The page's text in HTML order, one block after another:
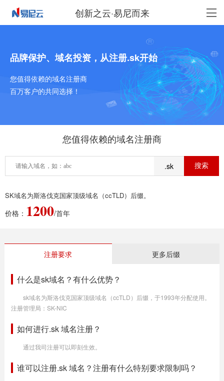
创新之云·易尼而来
品牌保护、域名投资，从注册.sk开始
您值得依赖的域名注册商
百万客户的共同选择！
您值得依赖的域名注册商
.sk
SK域名为斯洛伐克国家顶级域名（ccTLD）后缀。
价格： 1200/首年
注册要求 更多后缀
什么是sk域名？有什么优势？
sk域名为斯洛伐克国家顶级域名（ccTLD）后缀，于1993年分配使用。
注册管理局：SK-NIC
如何进行.sk 域名注册？
通过我司注册可以即刻生效。
谁可以注册.sk 域名？注册有什么特别要求限制吗？